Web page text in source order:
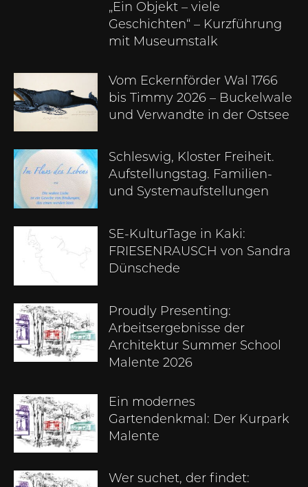
„Ein Objekt – viele
Geschichten“ – Kurzführung
mit Museumstalk
Vom Eckernförder Wal 1766
bis Timmy 2026 – Buckelwale
und Verwandte in der Ostsee
Schleswig, Kloster Freiheit.
Aufstellungstag. Familien-
und Systemaufstellungen
SE-KulturTage in Kaki:
FRIESENRAUSCH von Sandra
Dünschede
Proudly Presenting:
Arbeitsergebnisse der
Architektur Summer School
Malente 2026
Ein modernes
Gartendenkmal: Der Kurpark
Malente
Wer suchet, der findet: